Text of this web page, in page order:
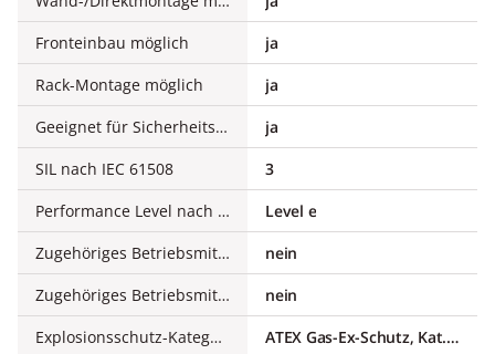
Fronteinbau möglich
ja
Rack-Montage möglich
ja
Geeignet für Sicherheitsfunktionen
ja
SIL nach IEC 61508
3
Performance Level nach EN ISO 13849-1
Level e
Zugehöriges Betriebsmittel (Ex ia)
nein
Zugehöriges Betriebsmittel (Ex ib)
nein
Explosionsschutz-Kategorie für Gas
ATEX Gas-Ex-Schutz, Kat. 3G